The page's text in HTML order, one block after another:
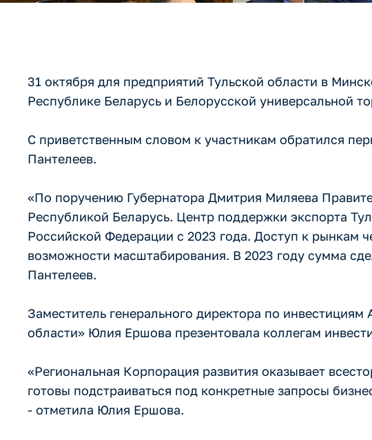
31 октября для предприятий Тульской области в
Республике Беларусь и Белорусской универсальной
С приветственным словом к участникам обратился
Пантелеев.
«По поручению Губернатора Дмитрия Миляева
Республикой Беларусь. Центр поддержки экспорта
Российской Федерации с 2023 года. Доступ к рынкам
возможности масштабирования. В 2023 году сумма
Пантелеев.
Заместитель генерального директора по
области» Юлия Ершова презентовала коллегам
«Региональная Корпорация развития оказывает
готовы подстраиваться под конкретные запросы
- отметила Юлия Ершова.